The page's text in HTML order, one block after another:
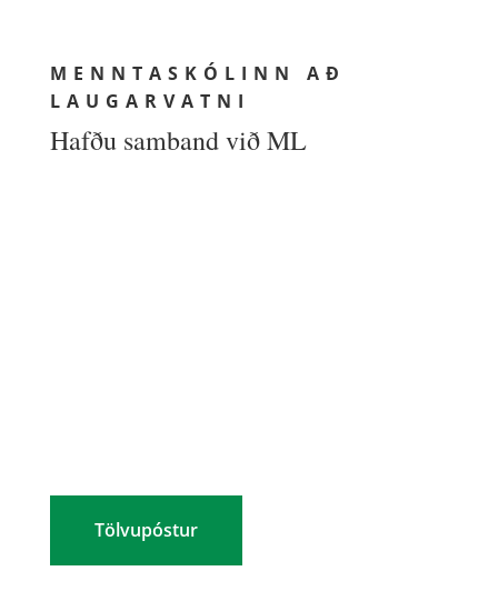
MENNTASKÓLINN AÐ
LAUGARVATNI
Hafðu samband við ML
Tölvupóstur